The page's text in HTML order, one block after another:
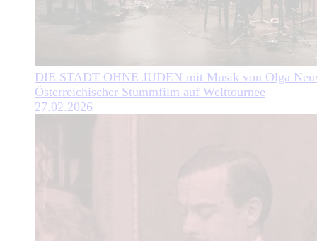
DIE STADT OHNE JUDEN mit Musik von Olga
Österreichischer Stummfilm auf Welttournee
27.02.2026